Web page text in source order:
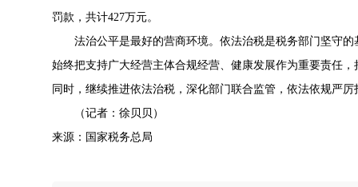
罚款，共计427万元。
法治公平是最好的营商环境。依法治税是税务部门坚守
始终把支持广大经营主体合规经营、健康发展作为重要责任
同时，继续推进依法治税，深化部门联合监管，依法依规严
（记者：徐贝贝）
来源：国家税务总局